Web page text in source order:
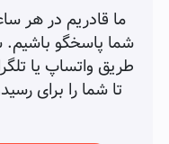
ما قادریم در هر
شما پاسخگو باشیم.
طریق واتساپ یا
تا شما را برای